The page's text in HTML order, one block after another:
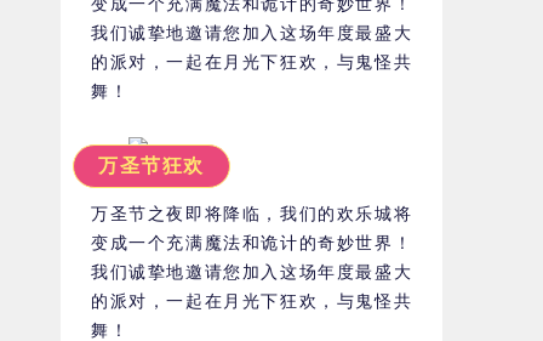
变成一个充满魔法和诡计的奇妙世界！
我们诚挚地邀请您加入这场年度最盛大
的派对，一起在月光下狂欢，与鬼怪共
舞！
万圣节狂欢
万圣节之夜即将降临，我们的欢乐城将
变成一个充满魔法和诡计的奇妙世界！
我们诚挚地邀请您加入这场年度最盛大
的派对，一起在月光下狂欢，与鬼怪共
舞！